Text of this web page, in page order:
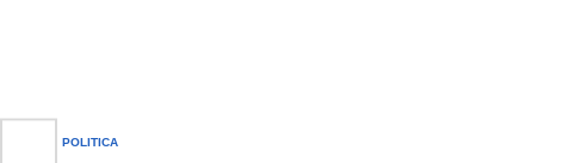
POSTED
POLITICA